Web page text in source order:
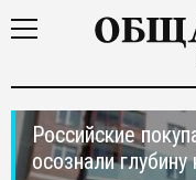
Российские
осознали глубину